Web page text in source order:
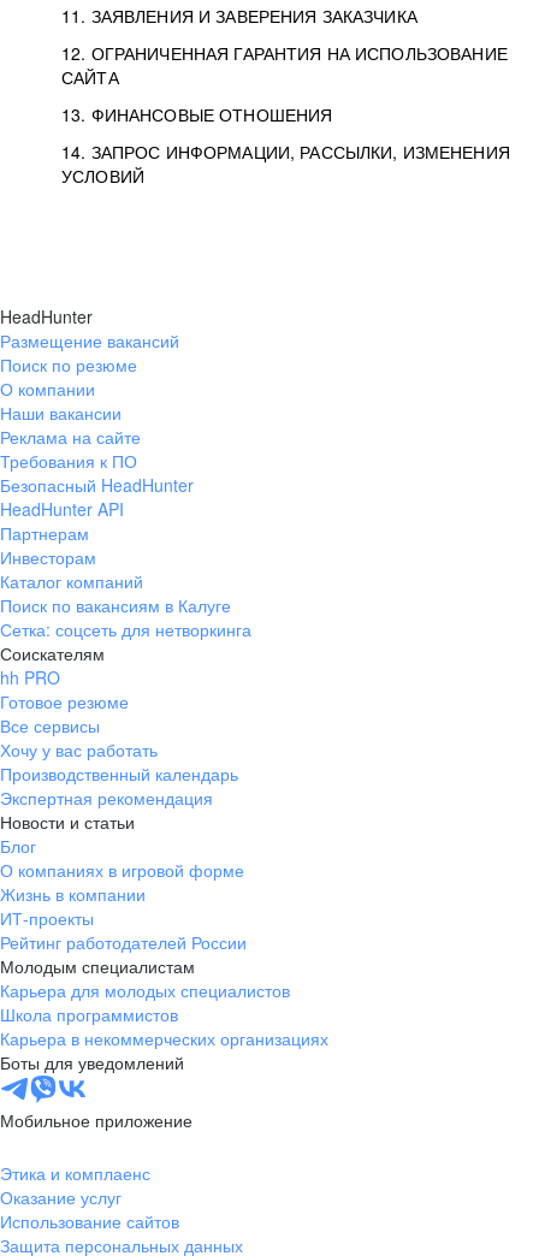
11. ЗАЯВЛЕНИЯ И ЗАВЕРЕНИЯ ЗАКАЗЧИКА
12. ОГРАНИЧЕННАЯ ГАРАНТИЯ НА ИСПОЛЬЗОВАНИЕ
САЙТА
13. ФИНАНСОВЫЕ ОТНОШЕНИЯ
14. ЗАПРОС ИНФОРМАЦИИ, РАССЫЛКИ, ИЗМЕНЕНИЯ
УСЛОВИЙ
HeadHunter
Размещение вакансий
Поиск по резюме
О компании
Наши вакансии
Реклама на сайте
Требования к ПО
Безопасный HeadHunter
HeadHunter API
Партнерам
Инвесторам
Каталог компаний
Поиск по вакансиям в Калуге
Сетка: соцсеть для нетворкинга
Соискателям
hh PRO
Готовое резюме
Все сервисы
Хочу у вас работать
Производственный календарь
Экспертная рекомендация
Новости и статьи
Блог
О компаниях в игровой форме
Жизнь в компании
ИТ-проекты
Рейтинг работодателей России
Молодым специалистам
Карьера для молодых специалистов
Школа программистов
Карьера в некоммерческих организациях
Боты для уведомлений
Мобильное приложение
Этика и комплаенс
Оказание услуг
Использование сайтов
Защита персональных данных